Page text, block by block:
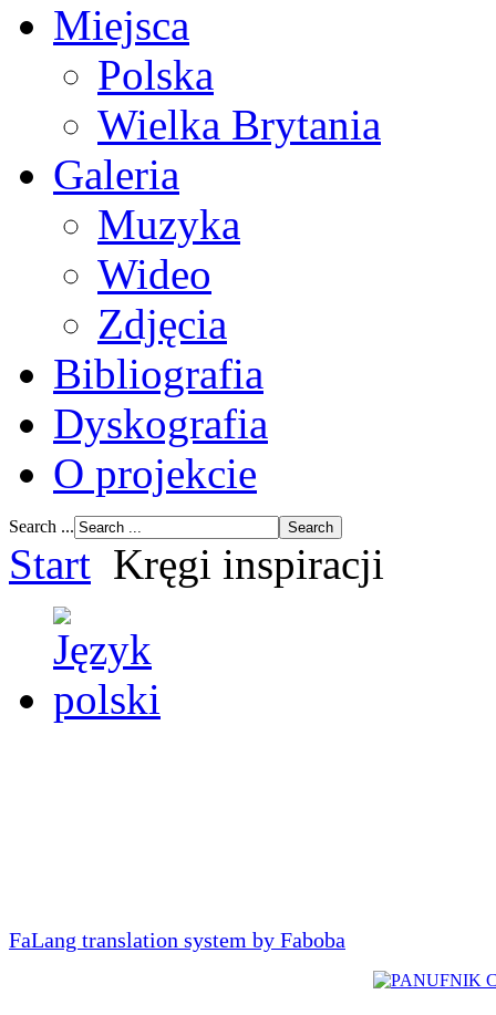
Miejsca
Polska
Wielka Brytania
Galeria
Muzyka
Wideo
Zdjęcia
Bibliografia
Dyskografia
O projekcie
Search ...
Start Kręgi inspiracji
FaLang translation system by Faboba